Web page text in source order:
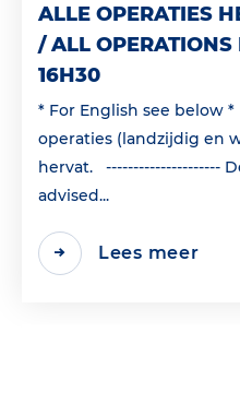
ALLE OPERATIES
/ ALL OPERATIONS
16H30
* For English see below
operaties (landzijdig en
hervat. ---------------------
advised...
Lees meer